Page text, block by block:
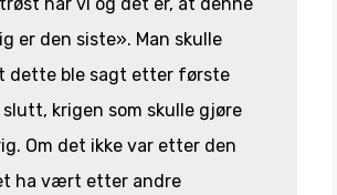
er den siste». Man skulle
dette ble sagt etter første
krigen som skulle gjøre
Om det ikke var etter den
ha vært etter andre